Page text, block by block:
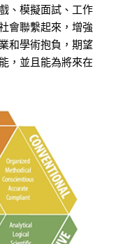
、模擬面試、工作
會聯繫起來，增強
和學術抱負，期望
，並且能為將來在